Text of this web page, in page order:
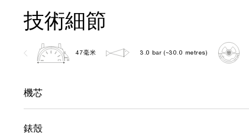
技術細節
47毫米 3.0 bar (~30.0 metres)
機芯
錶殼